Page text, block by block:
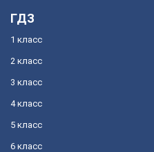
ГДЗ
1 класс
2 класс
3 класс
4 класс
5 класс
6 класс